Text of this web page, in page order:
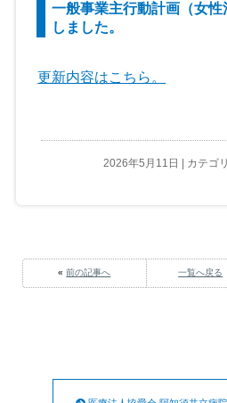
一般事業主行動計画（女
しました。
更新内容はこちら。
2026年5月11日 | カテゴ
«前の記事へ 一覧へ戻る